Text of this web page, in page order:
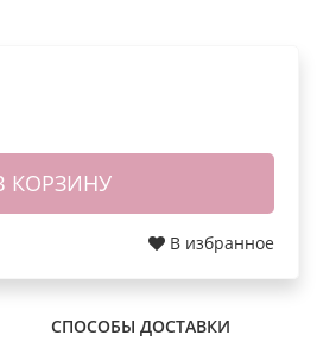
КОРЗИНУ
В избранное
СПОСОБЫ ДОСТАВКИ